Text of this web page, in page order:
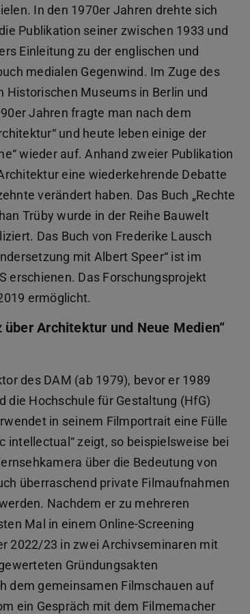
In den 1970er Jahren drehte sich
Publikation seiner zwischen 1933 und
Einleitung zu der englischen und
medialen Gegenwind. Im Zuge des
Museums in Berlin und
Jahren fragte man nach dem
und heute leben einige der
wieder auf. Anhand zweier Publikation
eine wiederkehrende Debatte
verändert haben. Das Buch „Rechte
Trüby wurde in der Reihe Bauwelt
Das Buch von Frederike Lausch
mit Albert Speer“ ist im
erschienen. Das Forschungsprojekt
ermöglicht.
Architektur und Neue Medien“
des DAM (ab 1979), bevor er 1989
die Hochschule für Gestaltung (HfG)
in seinem Filmportrait eine Fülle
intellectual“ zeigt, so beispielsweise bei
über die Bedeutung von
überraschend private Filmaufnahmen
Nachdem er zu mehreren
Mal in einem Online-Screening
2022/23 in zwei Archivseminaren mit
Gründungsakten
dem gemeinsamen Filmschauen auf
ein Gespräch mit dem Filmemacher